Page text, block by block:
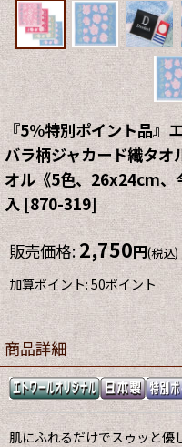
『5%特別ポイント品
バラ柄ジャカード織タ
オル《5色、26x24cm、
入 [870-319]
販売価格:2,750円(税込)
加算ポイント: 50ポイント
商品詳細
肌にふれるだけでスゥッと優